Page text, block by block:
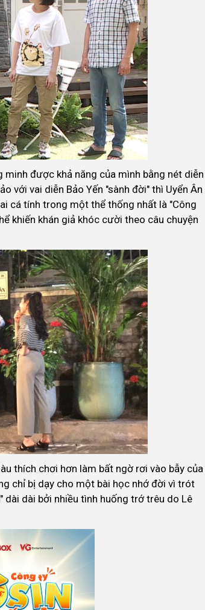
được khả năng của mình bằng nét diễn
với vai diễn Bảo Yến "sành đời" thì Uyển Ân
cá tính trong một thể thống nhất là "Công
khiến khán giả khóc cười theo câu chuyện
thích chơi hơn làm bất ngờ rơi vào bẫy của
chỉ bị dạy cho một bài học nhớ đời vì trót
dài dài bởi nhiều tình huống trớ trêu do Lê